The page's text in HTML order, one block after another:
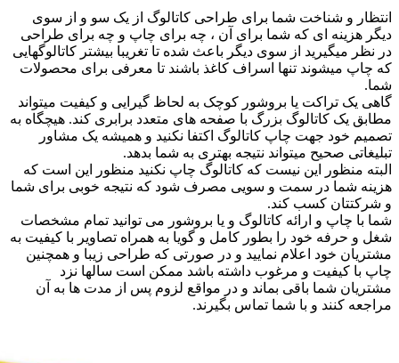
انتظار و شناخت شما برای طراحی کاتالوگ از یک سو و از سوی
دیگر هزینه ای که شما برای آن ، چه برای چاپ و چه برای طراحی
در نظر میگیرید از سوی دیگر باعث شده تا تغریبا بیشتر کاتالوگهایی
که چاپ میشوند تنها اسراف کاغذ باشند تا معرفی برای محصولات
شما.
گاهی یک تراکت یا بروشور کوچک به لحاظ گیرایی و کیفیت میتواند
مطابق یک کاتالوگ بزرگ با صفحه های متعدد برابری کند. هیچگاه به
تصمیم خود جهت چاپ کاتالوگ اکتفا نکنید و همیشه یک مشاور
تبلیغاتی صحیح میتواند نتیجه بهتری به شما بدهد.
البته منظور این نیست که کاتالوگ چاپ نکنید منظور این است که
هزینه شما در سمت و سویی مصرف شود که نتیجه خوبی برای شما
و شرکتتان کسب کند.
شما با چاپ و ارائه کاتالوگ و یا بروشور می توانید تمام مشخصات
شغل و حرفه خود را بطور کامل و گویا به همراه تصاویر با کیفیت به
مشتریان خود اعلام نمایید و در صورتی که طراحی زیبا و همچنین
چاپ با کیفیت و مرغوب داشته باشد ممکن است سالها نزد
مشتریان شما باقی بماند و در مواقع لزوم پس از مدت ها به آن
مراجعه کنند و با شما تماس بگیرند.